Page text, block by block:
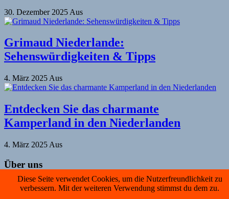
30. Dezember 2025 Aus
Grimaud Niederlande:
Sehenswürdigkeiten & Tipps
4. März 2025 Aus
Entdecken Sie das charmante
Kamperland in den Niederlanden
4. März 2025 Aus
Über uns
Datenschutz
Impressum
Diese Seite verwendet Cookies, um die Nutzerfreundlichkeit zu
verbessern. Mit der weiteren Verwendung stimmst du dem zu.